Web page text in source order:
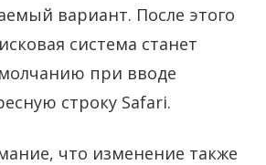
вариант. После этого
система станет
при вводе
строку Safari.
что изменение также